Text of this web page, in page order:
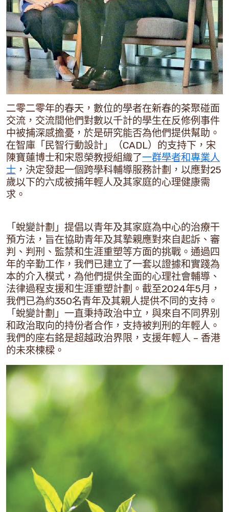
二零二零年的春天，數位的學者在新春的茶聚碰面
交流，交流間他們對數以千計的學生在反修例事件
中被捕深感擔憂，於是研究能否為他們提供幫助。
在智庫「民智行動設計」（CADL）的支持下，宋
陳寶蓮博士和宋恩榮教授組織了一群學者和專業人
士 ，決定發起一個跨學科輔導服務計劃，以應對25
歲以下的六成被捕年輕人及其家庭的心理健康需
求。
「蛻變計劃」提倡以青年及其家庭為中心的治療干
預方法，旨在協助青年及其摯親應對來自起訴、審
判、判刑、監禁和生涯重塑等方面的挑戰。通過四
年的辛勤工作，我們已建立了一套以證據和實踐為
本的介入模式，為他們提供全面的心理社會輔導、
法律過程支援和生涯重塑計劃。截至2024年5月，
我們已為約350名青年及其親人提供不同的支持。
「蛻變計劃」一直秉持政治中立，與來自不同界别
和政治取向的持份者合作，支持被判刑的年輕人。
我們的座右銘是超越政治界限，支援年輕人 – 香港
的未來楝樑。